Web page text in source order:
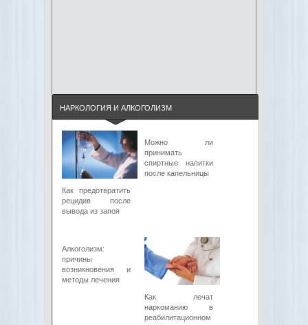
НАРКОЛОГИЯ И АЛКОГОЛИЗМ
Как предотвратить
рецидив после
вывода из запоя
Можно ли
принимать
спиртные напитки
после капельницы
Алкоголизм:
причины
возникновения и
методы лечения
Как лечат
наркоманию в
реабилитационном